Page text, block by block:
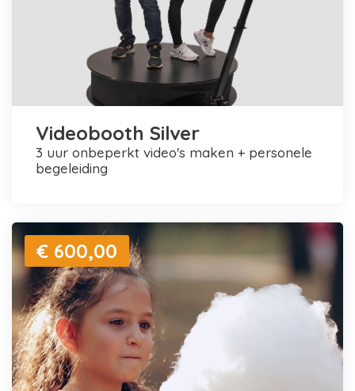
Videobooth Silver
3 uur onbeperkt video's maken + personele
begeleiding
€ 600,00